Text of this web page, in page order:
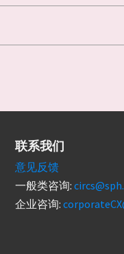
联系我们
意见反馈
一般类咨询:
企业咨询: